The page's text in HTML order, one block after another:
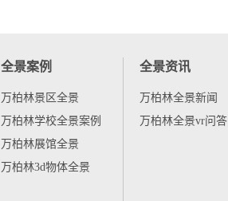
全景案例
万柏林景区全景
万柏林学校全景案例
万柏林展馆全景
万柏林3d物体全景
全景资讯
万柏林全景新闻
万柏林全景vr问答